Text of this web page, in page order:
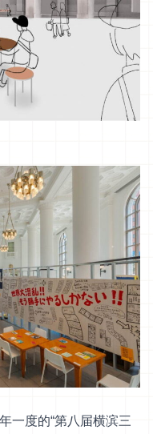
一度的“第八届横滨三